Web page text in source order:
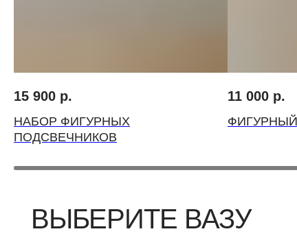
15 900 р.
НАБОР ФИГУРНЫХ
ПОДСВЕЧНИКОВ
11 000 р.